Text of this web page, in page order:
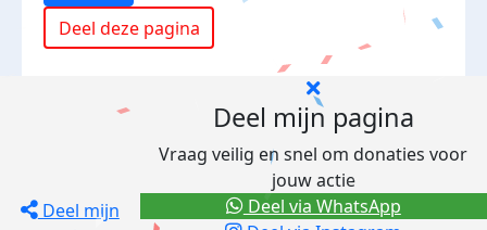
Deel deze pagina
Deel mijn
Deel mijn pagina
Vraag veilig en snel om donaties voor
jouw actie
Deel via WhatsApp